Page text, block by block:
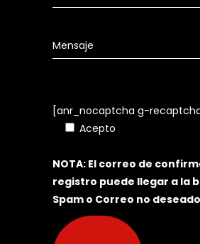
[anr_nocaptcha g-
Acepto
NOTA: El correo de
registro puede llegar a la
Spam o Correo no